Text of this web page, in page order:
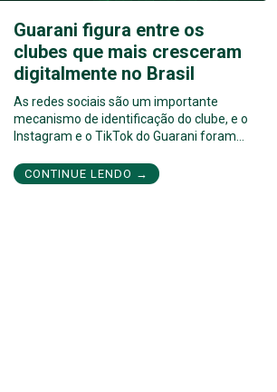
Guarani figura entre os
clubes que mais cresceram
digitalmente no Brasil
As redes sociais são um importante
mecanismo de identificação do clube, e o
Instagram e o TikTok do Guarani foram…
CONTINUE LENDO →